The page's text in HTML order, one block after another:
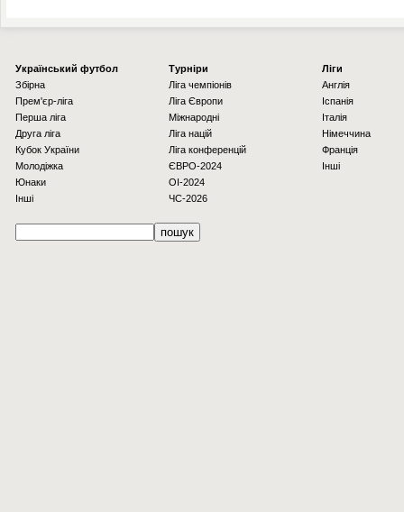
Українcький футбол
Збірна
Прем'єр-ліга
Перша ліга
Друга ліга
Кубок України
Молодіжка
Юнаки
Інші
Турніри
Ліга чемпіонів
Ліга Європи
Міжнародні
Ліга націй
Ліга конференцій
ЄВРО-2024
OI-2024
ЧС-2026
Ліги
Англія
Іспанія
Італія
Німеччина
Франція
Інші